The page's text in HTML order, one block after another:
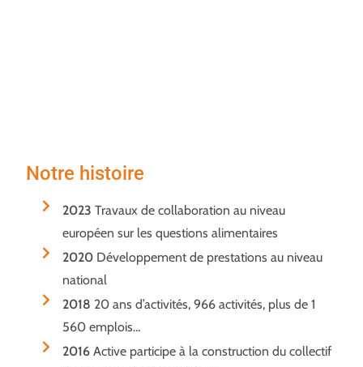
Notre histoire
2023 Travaux de collaboration au niveau
européen sur les questions alimentaires
2020 Développement de prestations au niveau
national
2018 20 ans d’activités, 966 activités, plus de 1
560 emplois…
2016 Active participe à la construction du collectif